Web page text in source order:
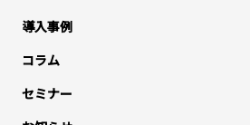
導入事例
コラム
セミナー